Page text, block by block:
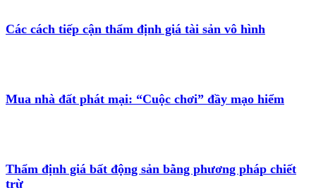
Các cách tiếp cận thẩm định giá tài sản vô hình
Mua nhà đất phát mại: “Cuộc chơi” đầy mạo hiểm
Thẩm định giá bất động sản bằng phương pháp chiết
trừ